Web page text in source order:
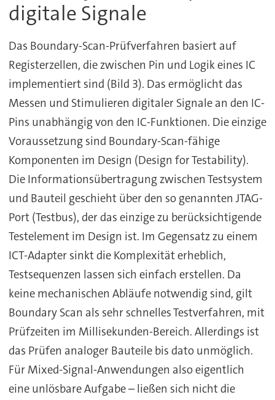
digitale Signale
Das Boundary-Scan-Prüfverfahren basiert auf
Registerzellen, die zwischen Pin und Logik eines IC
implementiert sind (Bild 3). Das ermöglicht das
Messen und Stimulieren digitaler Signale an den IC-
Pins unabhängig von den IC-Funktionen. Die einzige
Voraussetzung sind Boundary-Scan-fähige
Komponenten im Design (Design for Testability).
Die Informationsübertragung zwischen Testsystem
und Bauteil geschieht über den so genannten JTAG-
Port (Testbus), der das einzige zu berücksichtigende
Testelement im Design ist. Im Gegensatz zu einem
ICT-Adapter sinkt die Komplexität erheblich,
Testsequenzen lassen sich einfach erstellen. Da
keine mechanischen Abläufe notwendig sind, gilt
Boundary Scan als sehr schnelles Testverfahren, mit
Prüfzeiten im Millisekunden-Bereich. Allerdings ist
das Prüfen analoger Bauteile bis dato unmöglich.
Für Mixed-Signal-Anwendungen also eigentlich
eine unlösbare Aufgabe – ließen sich nicht die